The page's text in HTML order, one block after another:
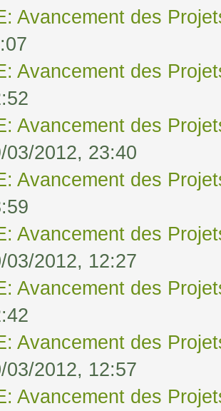
Avancement des
Avancement des
Avancement des
03/2012, 23:40
Avancement des
Avancement des
03/2012, 12:27
Avancement des
Avancement des
03/2012, 12:57
Avancement des